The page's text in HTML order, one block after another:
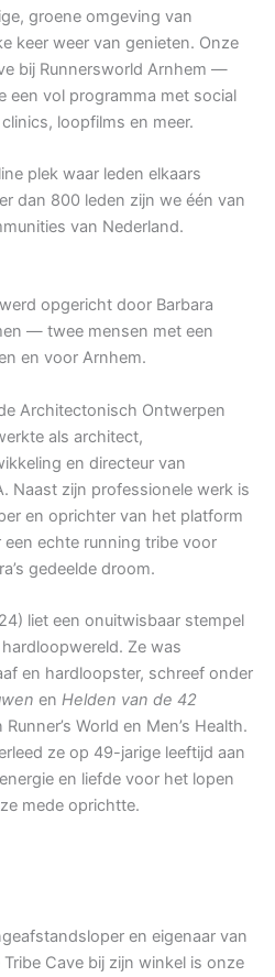
groene omgeving van
keer weer van genieten. Onze
bij Runnersworld Arnhem —
een vol programma met social
loopfilms en meer.
plek waar leden elkaars
dan 800 leden zijn we één van
van Nederland.
opgericht door Barbara
— twee mensen met een
en voor Arnhem.
Architectonisch Ontwerpen
als architect,
en directeur van
Naast zijn professionele werk is
en oprichter van het platform
echte running tribe voor
gedeelde droom.
liet een onuitwisbaar stempel
Ze was
en hardloopster, schreef onder
en Helden van de 42
World en Men’s Health.
ze op 49-jarige leeftijd aan
en liefde voor het lopen
mede oprichtte.
en eigenaar van
Cave bij zijn winkel is onze